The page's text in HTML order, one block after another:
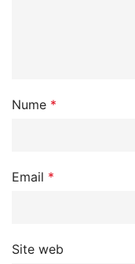
Nume *
Email *
Site web